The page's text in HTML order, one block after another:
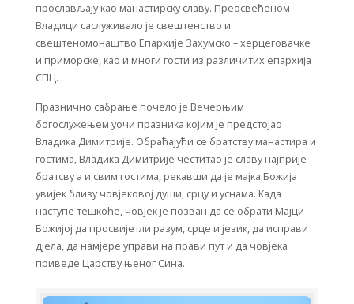
прослављају као манастирску славу. Преосвећеном
Владици саслуживало је свештенство и
свештеномонаштво Епархије Захумско – херцеговачке
и приморске, као и многи гости из различитих епархија
СПЦ.
Празнично сабрање почело је Вечерњим
богослужењем уочи празника којим је предстојао
Владика Димитрије. Обраћајући се братству манастира и
гостима, Владика Димитрије честитао је славу најприје
братсву а и свим гостима, рекавши да je мајка Божија
увијек близу човјековој души, срцу и уснама. Када
наступе тешкоће, човјек је позван да се обрати Мајци
Божијој да просвијетли разум, срце и језик, да исправи
дјела, да намјере управи на прави пут и да човјека
приведе Царству њеног Сина.